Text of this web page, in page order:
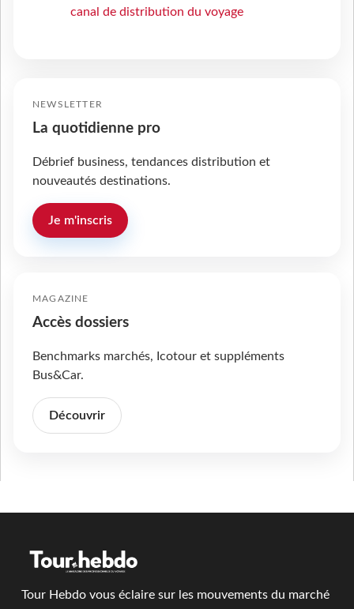
canal de distribution du voyage
NEWSLETTER
La quotidienne pro
Débrief business, tendances distribution et
nouveautés destinations.
Je m'inscris
MAGAZINE
Accès dossiers
Benchmarks marchés, Icotour et suppléments
Bus&Car.
Découvrir
Tour Hebdo vous éclaire sur les mouvements du marché